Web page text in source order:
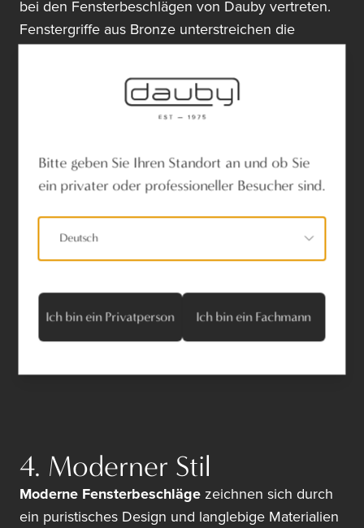
bei den Fensterbeschlägen von Dauby vertreten.
Fenstergriffe aus Bronze unterstreichen die
Außerdem ist Bronze sehr pflegeleicht und wird
mit den Jahren immer schöner. Eine
passt natürlich perfekt zum
Und auch das handwerkliche
Herstellungsverfahren mit Sandformen ist optimal
dafür. Die rustikale Verarbeitung der Retro-
Fensterbeschläge wertet garantiert jedes Interieur
auf.
4. Moderner Stil
Moderne Fensterbeschläge zeichnen sich durch
ein puristisches Design und langlebige Materialien
Bitte geben Sie Ihren Standort an und ob Sie
ein privater oder professioneller Besucher sind.
Deutsch
Ich bin ein Privatperson Ich bin ein Fachmann